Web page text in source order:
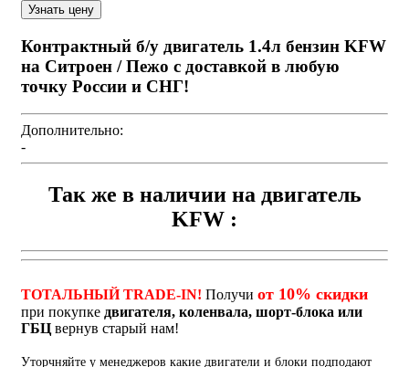
Контрактный б/у двигатель 1.4л бензин KFW
на Ситроен / Пежо с доставкой в любую
точку России и СНГ!
Дополнительно:
-
Так же в наличии на двигатель
KFW :
ТОТАЛЬНЫЙ TRADE-IN! Получи от 10% скидки
при покупке двигателя, коленвала, шорт-блока или
ГБЦ вернув старый нам!
Уторчняйте у менеджеров какие двигатели и блоки подподают